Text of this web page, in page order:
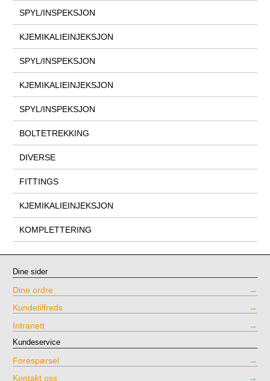
SPYL/INSPEKSJON
KJEMIKALIEINJEKSJON
SPYL/INSPEKSJON
KJEMIKALIEINJEKSJON
SPYL/INSPEKSJON
BOLTETREKKING
DIVERSE
FITTINGS
KJEMIKALIEINJEKSJON
KOMPLETTERING
Dine sider
Dine ordre
Kundetilfreds
Intranett
Kundeservice
Forespørsel
Kontakt oss